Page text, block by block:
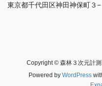
東京都千代田区神田神保町３
Copyright © 森林３次元計
Powered by WordPress